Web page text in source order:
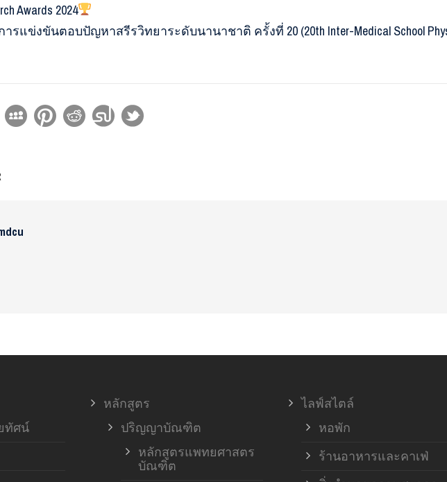
Awards 2024
รแข่งขันตอบปัญหาสรีรวิทยาระดับนานาชาติ ครั้งที่ 20 (20th Inter-Medical School
ทัศน์
หลักสูตร
ปริญญาบัณฑิต
หลักสูตรแพทยศาสตร
บัณฑิต
ไลฟ์สไตล์
หอพัก
ร้านอาหารและคาเฟ่